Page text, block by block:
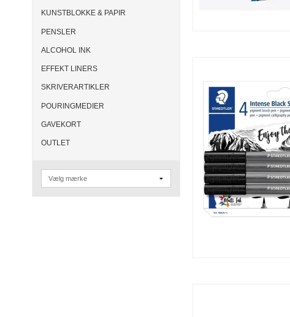
KUNSTBLOKKE & PAPIR
PENSLER
ALCOHOL INK
EFFEKT LINERS
SKRIVERARTIKLER
POURINGMEDIER
GAVEKORT
OUTLET